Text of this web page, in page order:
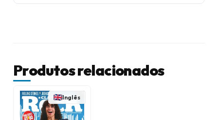
Produtos relacionados
Inglês